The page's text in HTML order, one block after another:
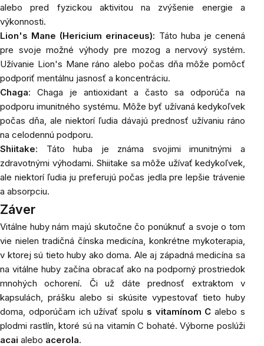
alebo pred fyzickou aktivitou na zvýšenie energie a
výkonnosti.
Lion's Mane (Hericium erinaceus): Táto huba je cenená
pre svoje možné výhody pre mozog a nervový systém.
Užívanie Lion's Mane ráno alebo počas dňa môže pomôcť
podporiť mentálnu jasnosť a koncentráciu.
Chaga: Chaga je antioxidant a často sa odporúča na
podporu imunitného systému. Môže byť užívaná kedykoľvek
počas dňa, ale niektorí ľudia dávajú prednosť užívaniu ráno
na celodennú podporu.
Shiitake: Táto huba je známa svojimi imunitnými a
zdravotnými výhodami. Shiitake sa môže užívať kedykoľvek,
ale niektorí ľudia ju preferujú počas jedla pre lepšie trávenie
a absorpciu.
Záver
Vitálne huby nám majú skutočne čo ponúknuť a svoje o tom
vie nielen tradičná čínska medicína, konkrétne mykoterapia,
v ktorej sú tieto huby ako doma. Ale aj západná medicína sa
na vitálne huby začína obracať ako na podporný prostriedok
mnohých ochorení. Či už dáte prednosť extraktom v
kapsulách, prášku alebo si skúsite vypestovať tieto huby
doma, odporúčam ich užívať spolu s vitamínom C alebo s
plodmi rastlín, ktoré sú na vitamín C bohaté. Výborne poslúži
acai alebo acerola.